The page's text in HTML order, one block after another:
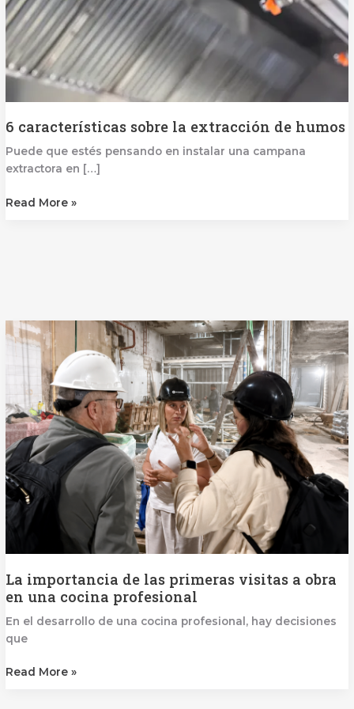
6 características sobre la extracción de humos
Puede que estés pensando en instalar una campana
extractora en […]
Read More »
La importancia de las primeras visitas a obra
en una cocina profesional
En el desarrollo de una cocina profesional, hay decisiones
que
importancia
de
primeras
visitas
a
obra
en
una
cocina
profesional
Read More »